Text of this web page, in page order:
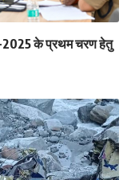
2025 के प्रथम चरण हेतु